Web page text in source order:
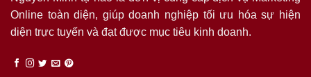
Online toàn diện, giúp doanh nghiệp tối ưu hóa sự hiện
diện trực tuyến và đạt được mục tiêu kinh doanh.